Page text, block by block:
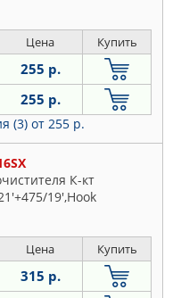
Цена Купить
255 р.
255 р.
(3) от 255 р.
К-кт
19',Hook
Цена Купить
315 р.